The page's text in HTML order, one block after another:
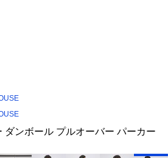
ダンボール プルオーバー パーカー